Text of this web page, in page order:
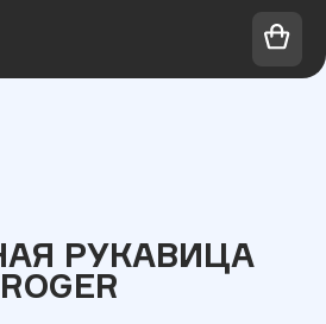
РУКАВИЦА
ROGER